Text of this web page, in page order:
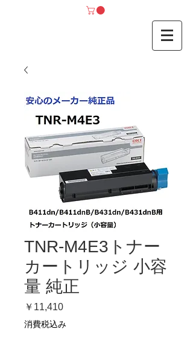
TNR-M4E3トナー
カートリッジ 小容
量 純正
￥11,410価
格
消費税込み